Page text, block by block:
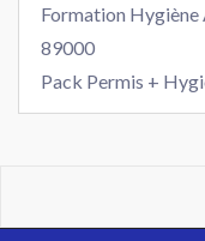
Formation
89000
Pack Permis +